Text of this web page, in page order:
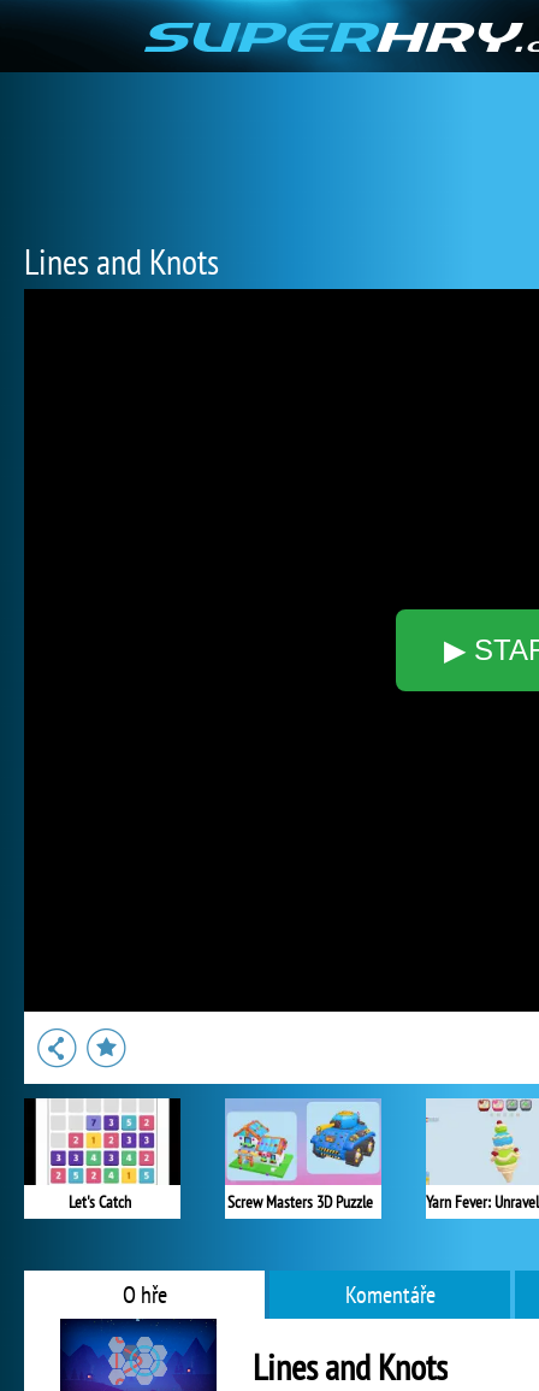
Lines and Knots
▶
Let's Catch Screw Masters 3D Puzzle
O hře Komentáře
Lines and Knots